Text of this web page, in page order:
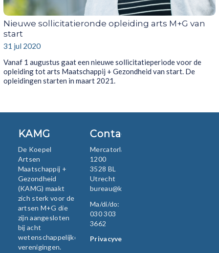
Nieuwe sollicitatieronde opleiding arts M+G van
start
31 jul 2020
Vanaf 1 augustus gaat een nieuwe sollicitatieperiode voor de
opleiding tot arts Maatschappij + Gezondheid van start. De
opleidingen starten in maart 2021.
KAMG
De Koepel
Artsen
Maatschappij +
Gezondheid
(KAMG) maakt
zich sterk voor de
artsen M+G die
zijn aangesloten
bij acht
wetenschappelijke
verenigingen.
Contact
Mercatorlaan
1200
3528 BL
Utrecht
bureau@kamg.nl
Ma/di/do:
030 303
3662
Privacyverklaring